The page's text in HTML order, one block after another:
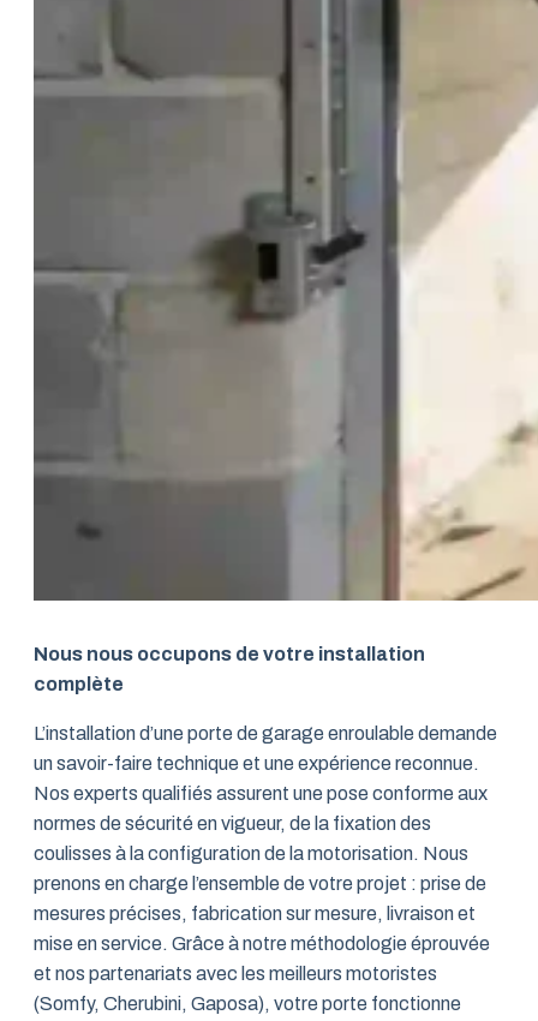
Nous nous occupons de votre installation
complète
L’installation d’une porte de garage enroulable demande
un savoir-faire technique et une expérience reconnue.
Nos experts qualifiés assurent une pose conforme aux
normes de sécurité en vigueur, de la fixation des
coulisses à la configuration de la motorisation. Nous
prenons en charge l’ensemble de votre projet : prise de
mesures précises, fabrication sur mesure, livraison et
mise en service. Grâce à notre méthodologie éprouvée
et nos partenariats avec les meilleurs motoristes
(Somfy, Cherubini, Gaposa), votre porte fonctionne